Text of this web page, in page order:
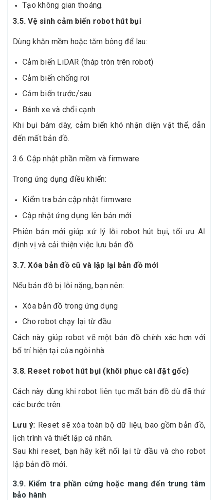
Tạo không gian thoáng.
3.5. Vệ sinh cảm biến robot hút bụi
Dùng khăn mềm hoặc tăm bông để lau:
Cảm biến LiDAR (tháp tròn trên robot)
Cảm biến chống rơi
Cảm biến trước/sau
Bánh xe và chổi cạnh
Khi bụi bám dày, cảm biến khó nhận diện vật thể, dẫn
đến mất bản đồ.
3.6. Cập nhật phần mềm và firmware
Trong ứng dụng điều khiển:
Kiểm tra bản cập nhật firmware
Cập nhật ứng dụng lên bản mới
Phiên bản mới giúp xử lý lỗi robot hút bụi, tối ưu AI
định vị và cải thiện việc lưu bản đồ.
3.7. Xóa bản đồ cũ và lập lại bản đồ mới
Nếu bản đồ bị lỗi nặng, bạn nên:
Xóa bản đồ trong ứng dụng
Cho robot chạy lại từ đầu
Cách này giúp robot vẽ một bản đồ chính xác hơn với
bố trí hiện tại của ngôi nhà.
3.8. Reset robot hút bụi (khôi phục cài đặt gốc)
Cách này dùng khi robot liên tục mất bản đồ dù đã thử
các bước trên.
Lưu ý: Reset sẽ xóa toàn bộ dữ liệu, bao gồm bản đồ,
lịch trình và thiết lập cá nhân.
Sau khi reset, bạn hãy kết nối lại từ đầu và cho robot
lập bản đồ mới.
3.9. Kiểm tra phần cứng hoặc mang đến trung tâm
bảo hành